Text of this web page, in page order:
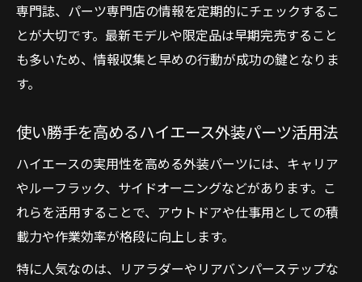
専門誌、パーツ専門店の情報を定期的にチェックするこ
とが大切です。最新モデルや限定品は早期完売すること
も多いため、情報収集と早めの行動が成功の鍵となりま
す。
使い勝手を高めるハイエース外装パーツ活用法
ハイエースの実用性を高める外装パーツには、キャリア
やルーフラック、サイドオーニングなどがあります。こ
れらを活用することで、アウトドアや仕事用としての積
載力や作業効率が格段に向上します。
特に人気なのは、リアラダーやリアバンパーステップな